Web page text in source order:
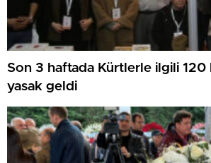
Son 3 haftada Kürtlerle ilgili
yasak geldi